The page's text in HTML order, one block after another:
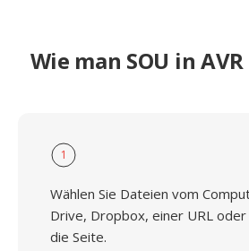
Wie man SOU in
1
Wählen Sie Dateien vom
Drive, Dropbox, einer URL
die Seite.